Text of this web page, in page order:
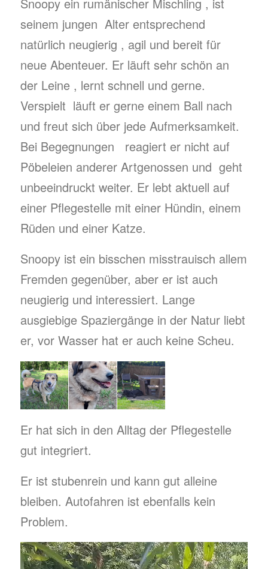
seinem jungen Alter entsprechend
natürlich neugierig , agil und bereit für
neue Abenteuer. Er läuft sehr schön an
der Leine , lernt schnell und gerne.
Verspielt läuft er gerne einem Ball nach
und freut sich über jede Aufmerksamkeit.
Bei Begegnungen reagiert er nicht auf
Pöbeleien anderer Artgenossen und geht
unbeeindruckt weiter. Er lebt aktuell auf
einer Pflegestelle mit einer Hündin, einem
Rüden und einer Katze.
Snoopy ist ein bisschen misstrauisch allem
Fremden gegenüber, aber er ist auch
neugierig und interessiert. Lange
ausgiebige Spaziergänge in der Natur liebt
er, vor Wasser hat er auch keine Scheu.
Er hat sich in den Alltag der Pflegestelle
gut integriert.
Er ist stubenrein und kann gut alleine
bleiben. Autofahren ist ebenfalls kein
Problem.